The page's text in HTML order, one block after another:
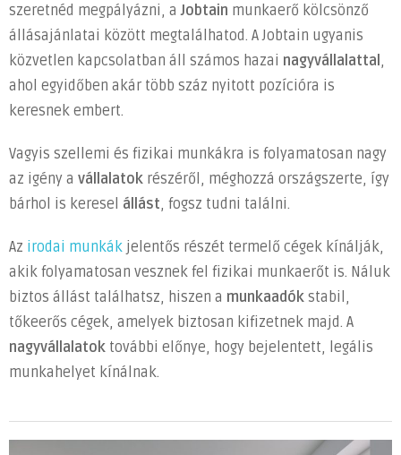
szeretnéd megpályázni, aJobtain munkaerő kölcsönző
állásajánlatai között megtalálhatod. A Jobtain ugyanis
közvetlen kapcsolatban áll számos hazai nagyvállalattal ,
ahol egyidőben akár több száz nyitott pozícióra is
keresnek embert.
Vagyis szellemi és fizikai munkákra is folyamatosan nagy
az igény a vállalatok részéről, méghozzá országszerte, így
bárhol is keresel állást, fogsz tudni találni.
Az irodai munkák jelentős részét termelő cégek kínálják,
akik folyamatosan vesznek fel fizikai munkaerőt is. Náluk
biztos állást találhatsz, hiszen a munkaadók stabil,
tőkeerős cégek, amelyek biztosan kifizetnek majd. A
nagyvállalatok további előnye, hogy bejelentett, legális
munkahelyet kínálnak.